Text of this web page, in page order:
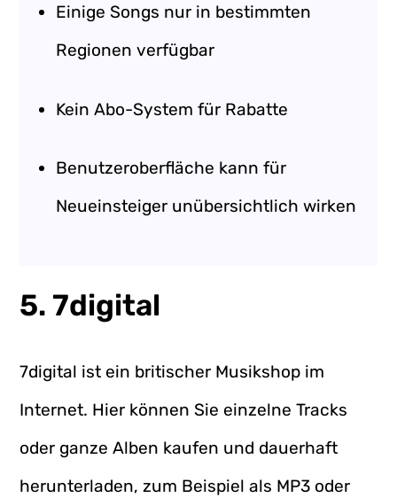
Einige Songs nur in bestimmten
Regionen verfügbar
Kein Abo-System für Rabatte
Benutzeroberfläche kann für
Neueinsteiger unübersichtlich wirken
5. 7digital
7digital ist ein britischer Musikshop im
Internet. Hier können Sie einzelne Tracks
oder ganze Alben kaufen und dauerhaft
herunterladen, zum Beispiel als MP3 oder